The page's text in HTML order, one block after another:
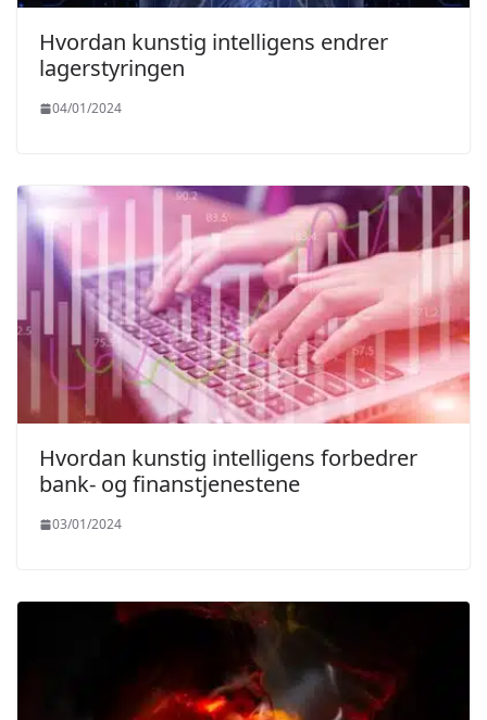
Hvordan kunstig intelligens endrer
lagerstyringen
04/01/2024
Hvordan kunstig intelligens forbedrer
bank- og finanstjenestene
03/01/2024